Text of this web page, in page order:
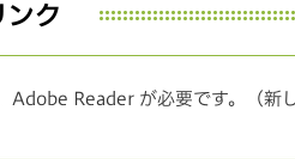
ンク
Adobe Reader が必要です。（新